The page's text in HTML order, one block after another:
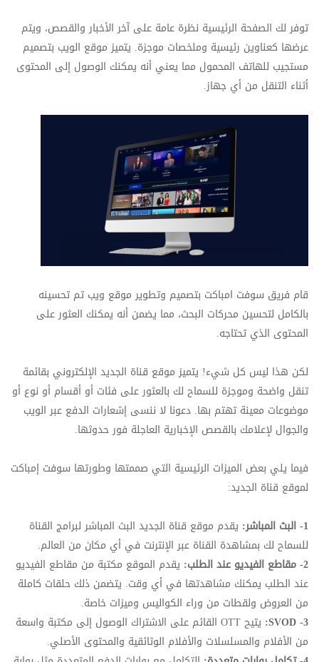
توفر لك الصفحة الرئيسية نظرة عامة على آخر الأخبار والقصص، ويتم
عرضها كعناوين رئيسية وملخصات موجزة. يتميز موقع الويب بتصميم
مستجيب للهاتف المحمول مما يعني أنه يمكنك الوصول إلى المحتوى
أثناء التنقل من أي جهاز.
قام فريق سوفت امباكت بتصميم وتطوير موقع ويب تم تحسينه
بالكامل لتحسين محركات البحث، مما يضمن أنه يمكنك العثور على
المحتوى الذي تحتاجه.
لكن هذا ليس كل شيء! يتميز موقع قناة الجديد الإلكتروني بقائمة
تنقل واضحة وموجزة للسماح لك بالعثور على فئات أو أقسام أو نوع أو
موضوعات معينة تهتم بها. دعونا لا ننسى إشعارات الدفع عبر الويب
والجوال لإعلامك بالقصص الإخبارية العاجلة فور حدوثها.
فيما يلي بعض الميزات الرئيسية التي صممتها وطورتها سوفت إمباكت
لموقع قناة الجديد:
1- البث المباشر:
يقدم موقع قناة الجديد البث المباشر لبرامج القناة
للسماح لك بمشاهدة القناة عبر الإنترنت في أي مكان من العالم.
2- مقاطع الفيديو عند الطلب:
يقدم الموقع مكتبة من مقاطع الفيديو
عند الطلب يمكنك مشاهدتها في أي وقت. يتضمن ذلك حلقات كاملة
من العروض ولقطات من وراء الكواليس وميزات خاصة.
3-
SVOD
: يتيحOTT القائم على الاشتراك الوصول إلى مكتبة واسعة
من الأفلام والمسلسلات والأفلام الوثائقية والمحتوى الأصلي.